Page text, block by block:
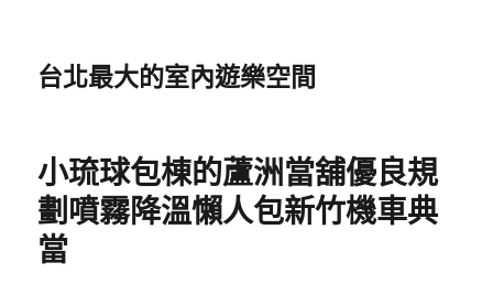
台北最大的室內遊樂空間
小琉球包棟的蘆洲當舖優良規
劃噴霧降溫懶人包新竹機車典
當